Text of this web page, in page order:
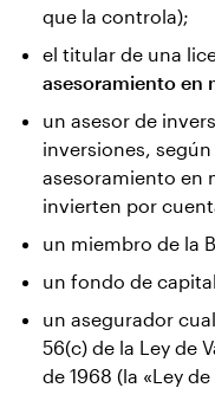
que la controla);
el titular de una
asesoramiento en
un asesor de
inversiones,
asesoramiento en
invierten por
un miembro de la
un fondo de
un asegurador
56(c) de la Ley de
de 1968 (la «Ley de